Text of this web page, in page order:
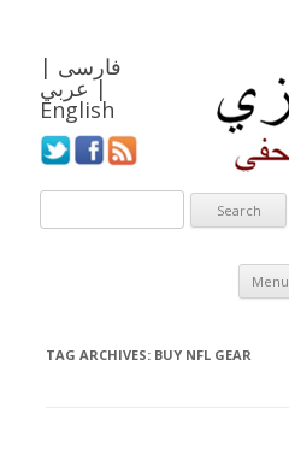
فارسی |
عربي |
English
Menu
TAG ARCHIVES: BUY NFL GEAR